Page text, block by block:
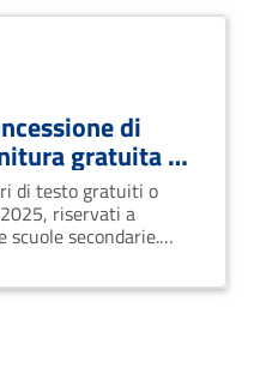
di
gratuita o
testo” della
scolastico
di testo gratuiti o
riservati a
secondarie.